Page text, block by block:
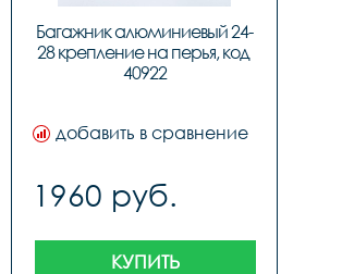
Багажник алюминиевый 24-
28 крепление на перья, код
40922
добавить в сравнение
1960 руб.
КУПИТЬ